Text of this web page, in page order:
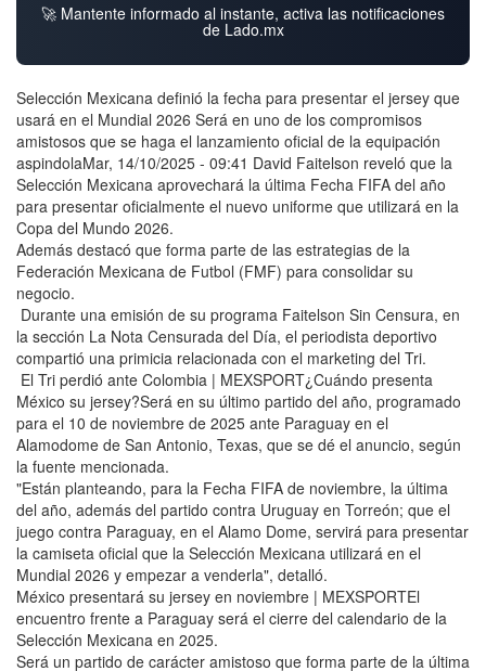
🚀 Mantente informado al instante, activa las notificaciones
de Lado.mx
Selección Mexicana definió la fecha para presentar el jersey que
usará en el Mundial 2026 Será en uno de los compromisos
amistosos que se haga el lanzamiento oficial de la equipación
aspindolaMar, 14/10/2025 - 09:41 David Faitelson reveló que la
Selección Mexicana aprovechará la última Fecha FIFA del año
para presentar oficialmente el nuevo uniforme que utilizará en la
Copa del Mundo 2026.
Además destacó que forma parte de las estrategias de la
Federación Mexicana de Futbol (FMF) para consolidar su
negocio.
Durante una emisión de su programa Faitelson Sin Censura, en
la sección La Nota Censurada del Día, el periodista deportivo
compartió una primicia relacionada con el marketing del Tri.
El Tri perdió ante Colombia | MEXSPORT¿Cuándo presenta
México su jersey?Será en su último partido del año, programado
para el 10 de noviembre de 2025 ante Paraguay en el
Alamodome de San Antonio, Texas, que se dé el anuncio, según
la fuente mencionada.
"Están planteando, para la Fecha FIFA de noviembre, la última
del año, además del partido contra Uruguay en Torreón; que el
juego contra Paraguay, en el Alamo Dome, servirá para presentar
la camiseta oficial que la Selección Mexicana utilizará en el
Mundial 2026 y empezar a venderla", detalló.
México presentará su jersey en noviembre | MEXSPORTEl
encuentro frente a Paraguay será el cierre del calendario de la
Selección Mexicana en 2025.
Será un partido de carácter amistoso que forma parte de la última